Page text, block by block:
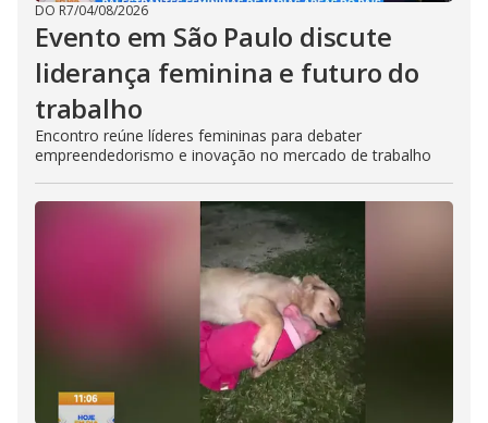
DO R7/04/08/2026
Evento em São Paulo discute
liderança feminina e futuro do
trabalho
Encontro reúne líderes femininas para debater
empreendedorismo e inovação no mercado de trabalho